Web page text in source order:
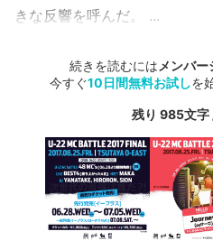
きな反響を呼んだ。 ...
続きを読むには メンバ
今すぐ10日間無料お試しを
残り 985文字